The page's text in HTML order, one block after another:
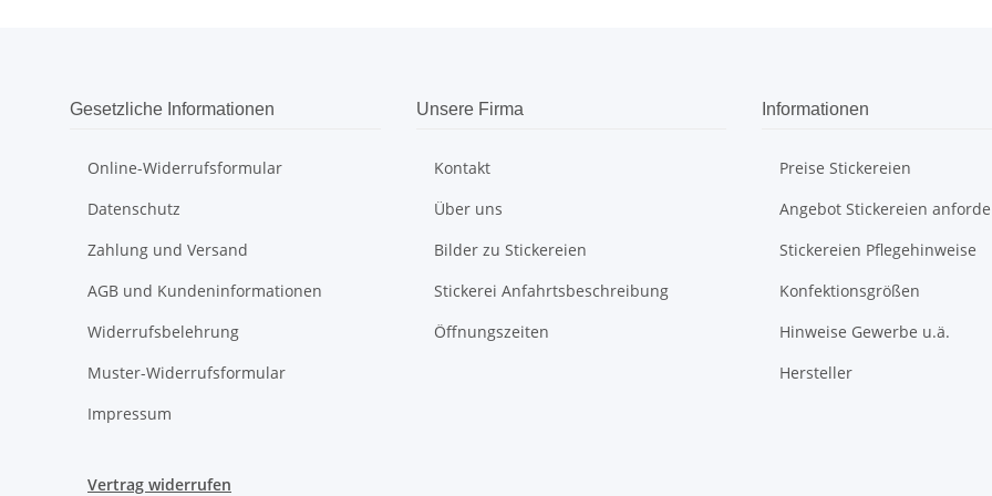
Gesetzliche Informationen
Online-Widerrufsformular
Datenschutz
Zahlung und Versand
AGB und Kundeninformationen
Widerrufsbelehrung
Muster-Widerrufsformular
Impressum
Unsere Firma
Kontakt
Über uns
Bilder zu Stickereien
Stickerei Anfahrtsbeschreibung
Öffnungszeiten
Informationen
Preise Stickereien
Angebot Stickereien
Stickereien Pflegehinweise
Konfektionsgrößen
Hinweise Gewerbe u.ä.
Hersteller
Vertrag widerrufen